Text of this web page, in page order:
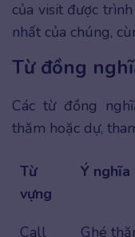
của visit được
nhất của chúng,
Từ đồng
Các từ đồng
thăm hoặc dự,
Từ
vựng
Ý nghĩa
Call
Ghé